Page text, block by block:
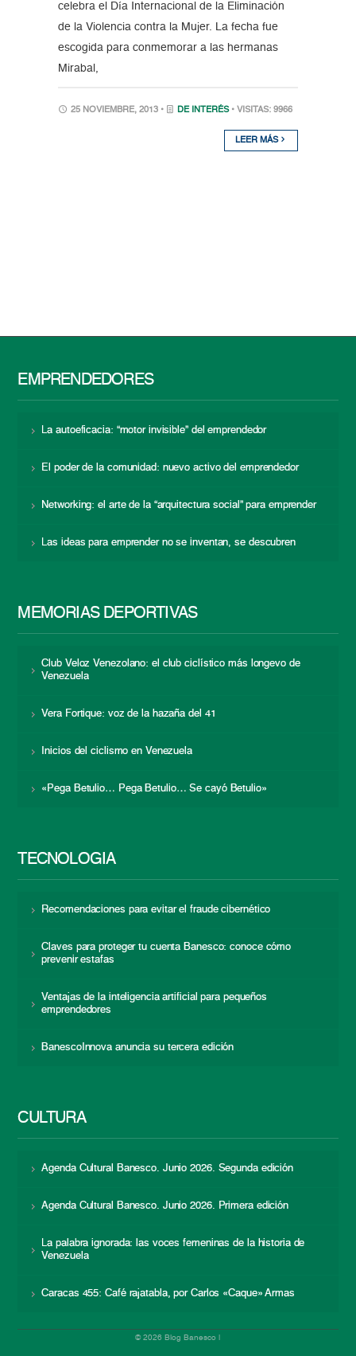
celebra el Día Internacional de la Eliminación
de la Violencia contra la Mujer. La fecha fue
escogida para conmemorar a las hermanas
Mirabal,
25 NOVIEMBRE, 2013 • DE INTERÉS • VISITAS: 9966
LEER MÁS
EMPRENDEDORES
La autoeficacia: “motor invisible” del emprendedor
El poder de la comunidad: nuevo activo del emprendedor
Networking: el arte de la “arquitectura social” para emprender
Las ideas para emprender no se inventan, se descubren
MEMORIAS DEPORTIVAS
Club Veloz Venezolano: el club ciclístico más longevo de
Venezuela
Vera Fortique: voz de la hazaña del 41
Inicios del ciclismo en Venezuela
«Pega Betulio… Pega Betulio… Se cayó Betulio»
TECNOLOGÍA
Recomendaciones para evitar el fraude cibernético
Claves para proteger tu cuenta Banesco: conoce cómo
prevenir estafas
Ventajas de la inteligencia artificial para pequeños
emprendedores
BanescoInnova anuncia su tercera edición
CULTURA
Agenda Cultural Banesco. Junio 2026. Segunda edición
Agenda Cultural Banesco. Junio 2026. Primera edición
La palabra ignorada: las voces femeninas de la historia de
Venezuela
Caracas 455: Café rajatabla, por Carlos «Caque» Armas
© 2026 Blog Banesco |